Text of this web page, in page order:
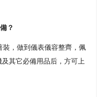
？
，做到儀表儀容整齊，佩
其它必備用品后，方可上